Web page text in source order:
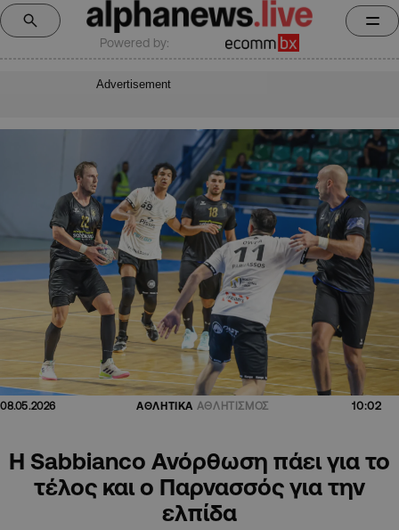
Powered by:
Advertisement
08.05.2026 ΑΘΛΗΤΙΚΑ ΑΘΛΗΤΙΣΜΟΣ 10:02
Η Sabbianco Ανόρθωση πάει για το
τέλος και ο Παρνασσός για την
ελπίδα